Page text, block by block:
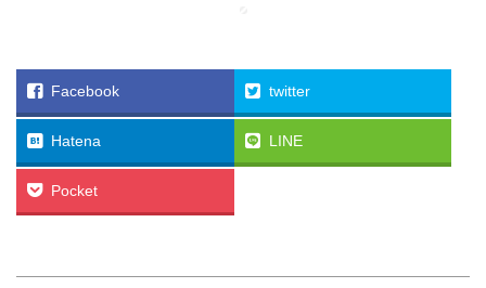
Facebook twitter
Hatena LINE
Pocket